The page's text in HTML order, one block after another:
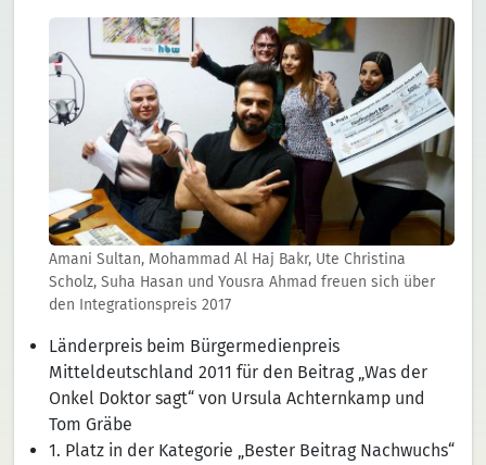
Amani Sultan, Mohammad Al Haj Bakr, Ute Christina
Scholz, Suha Hasan und Yousra Ahmad freuen sich über
den Integrationspreis 2017
Länderpreis beim Bürgermedienpreis
Mitteldeutschland 2011 für den Beitrag „Was der
Onkel Doktor sagt“ von Ursula Achternkamp und
Tom Gräbe
1. Platz in der Kategorie „Bester Beitrag Nachwuchs“